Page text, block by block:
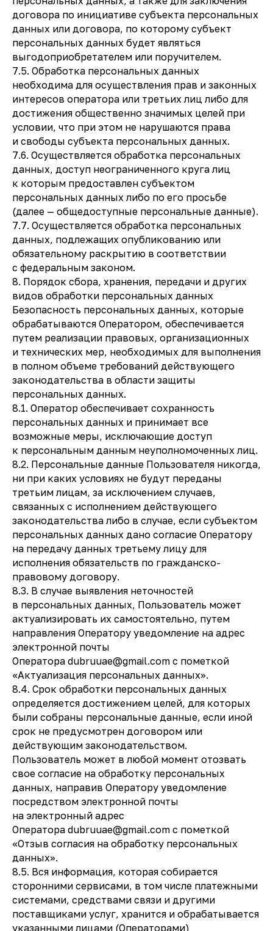
договора по инициативе субъекта персональных
данных или договора, по которому субъект
персональных данных будет являться
выгодоприобретателем или поручителем.
7.5. Обработка персональных данных
необходима для осуществления прав и законных
интересов оператора или третьих лиц либо для
достижения общественно значимых целей при
условии, что при этом не нарушаются права
и свободы субъекта персональных данных.
7.6. Осуществляется обработка персональных
данных, доступ неограниченного круга лиц
к которым предоставлен субъектом
персональных данных либо по его просьбе
(далее — общедоступные персональные данные).
7.7. Осуществляется обработка персональных
данных, подлежащих опубликованию или
обязательному раскрытию в соответствии
с федеральным законом.
8. Порядок сбора, хранения, передачи и других
видов обработки персональных данных
Безопасность персональных данных, которые
обрабатываются Оператором, обеспечивается
путем реализации правовых, организационных
и технических мер, необходимых для выполнения
в полном объеме требований действующего
законодательства в области защиты
персональных данных.
8.1. Оператор обеспечивает сохранность
персональных данных и принимает все
возможные меры, исключающие доступ
к персональным данным неуполномоченных лиц.
8.2. Персональные данные Пользователя никогда,
ни при каких условиях не будут переданы
третьим лицам, за исключением случаев,
связанных с исполнением действующего
законодательства либо в случае, если субъектом
персональных данных дано согласие Оператору
на передачу данных третьему лицу для
исполнения обязательств по гражданско-
правовому договору.
8.3. В случае выявления неточностей
в персональных данных, Пользователь может
актуализировать их самостоятельно, путем
направления Оператору уведомление на адрес
электронной почты
Оператора dubruuae@gmail.com с пометкой
«Актуализация персональных данных».
8.4. Срок обработки персональных данных
определяется достижением целей, для которых
были собраны персональные данные, если иной
срок не предусмотрен договором или
действующим законодательством.
Пользователь может в любой момент отозвать
свое согласие на обработку персональных
данных, направив Оператору уведомление
посредством электронной почты
на электронный адрес
Оператора dubruuae@gmail.com с пометкой
«Отзыв согласия на обработку персональных
данных».
8.5. Вся информация, которая собирается
сторонними сервисами, в том числе платежными
системами, средствами связи и другими
поставщиками услуг, хранится и обрабатывается
указанными лицами (Операторами)